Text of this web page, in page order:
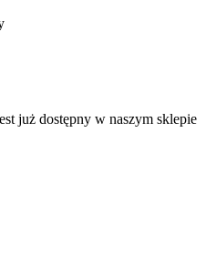
już dostępny w naszym sklepie